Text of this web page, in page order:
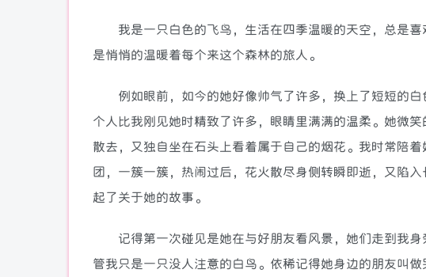
我是一只白色的飞鸟，生活在四季温暖的天空，总是喜
是悄悄的温暖着每个来这个森林的旅人。
例如眼前，如今的她好像帅气了许多，换上了短短的白
个人比我刚见她时精致了许多，眼睛里满满的温柔。她微
散去，又独自坐在石头上看着属于自己的烟花。我时常陪
团，一簇一簇，热闹过后，花火散尽身侧转瞬即逝，又陷
起了关于她的故事。
记得第一次碰见是她在与好朋友看风景，她们走到我身
管我只是一只没人注意的白鸟。依稀记得她身边的朋友叫